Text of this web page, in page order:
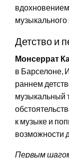
вдохновением
Детство и
Монсеррат
в Барселоне,
раннем
музыкальный
к музыке и
возможности
Первым